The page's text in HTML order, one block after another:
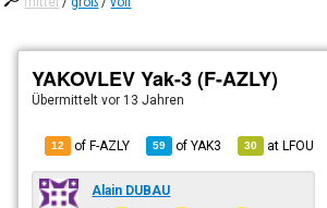
YAKOVLEV Yak-3 (F-AZLY)
Übermitteltvor 13 Jahren
12 of F-AZLY 59 ofYAK3 30 atLFOU
Alain DUBAU